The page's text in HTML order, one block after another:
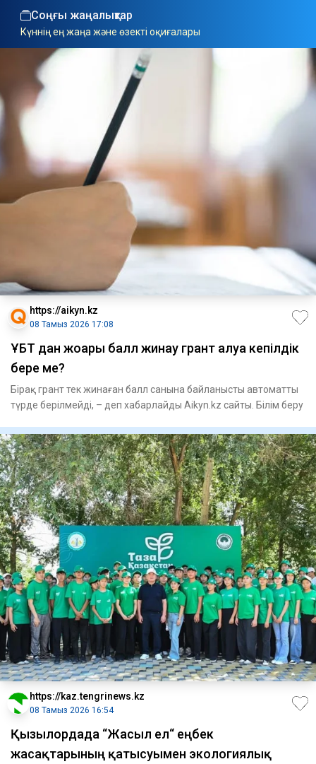
Соңғы жаңалықтар
Күннің ең жаңа және өзекті оқиғалары
https://aikyn.kz
08 Тамыз 2026 17:08
ҰБТ дан жоғары балл жинау грант алуға кепілдік
бере ме?
Бірақ грант тек жинаған балл санына байланысты автоматты
түрде берілмейді, – деп хабарлайды Aikyn.kz сайты. Білім беру
https://kaz.tengrinews.kz
08 Тамыз 2026 16:54
Қызылордада “Жасыл ел“ еңбек
жасақтарының қатысуымен экологиялық